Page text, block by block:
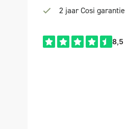
2 jaar Cosi garantie